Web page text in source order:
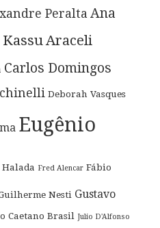
Peralta Ana
Araceli
Carlos Domingos
Deborah Vasques
Eugênio
Fred Alencar Fábio
Nesti Gustavo
Caetano Brasil Julio D'Alfonso